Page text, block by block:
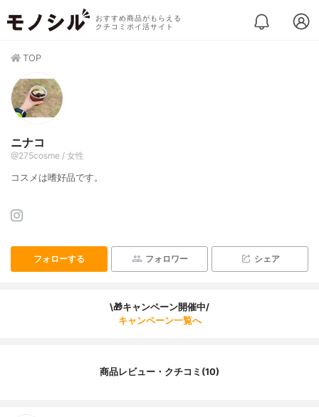
おすすめ商品がもらえる
クチコミポイ活サイト
TOP
ニナコ
@275cosme / 女性
コスメは嗜好品です。
フォローする フォロワー シェア
\🎁キャンペーン開催中/
キャンペーン一覧へ
商品レビュー・クチコミ(10)